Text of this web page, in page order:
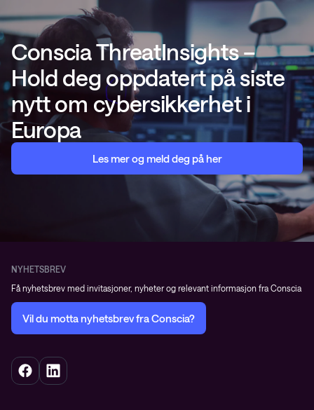
Conscia ThreatInsights –
Hold deg oppdatert på siste
nytt om cybersikkerhet i
Europa
Les mer og meld deg på her
NYHETSBREV
Få nyhetsbrev med invitasjoner, nyheter og relevant informasjon fra Conscia
Vil du motta nyhetsbrev fra Conscia?